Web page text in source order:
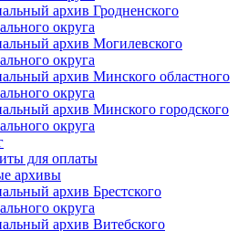
архив Гродненского
округа
архив Могилевского
округа
архив Минского областного
округа
архив Минского городского
округа
для оплаты
архивы
архив Брестского
округа
архив Витебского